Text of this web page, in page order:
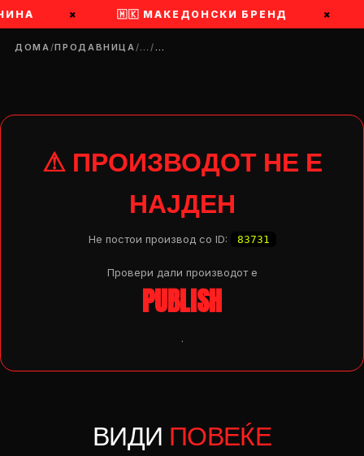
× 🇲🇰 МАКЕДОНСКИ БРЕНД ×
ДОМА/ПРОДАВНИЦА/…/…
⚠ ПРОИЗВОДОТ НЕ Е
НАЈДЕН
Не постои производ со ID: 83731
Провери дали производот e
PUBLISH
.
ВИДИ ПОВЕЌЕ